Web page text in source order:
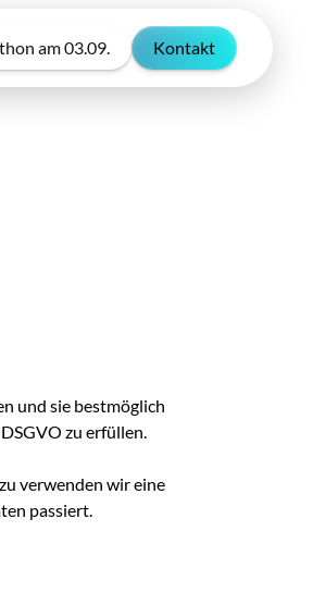
am 03.09. Kontakt
und sie bestmöglich
zu erfüllen.
verwenden wir eine
passiert.